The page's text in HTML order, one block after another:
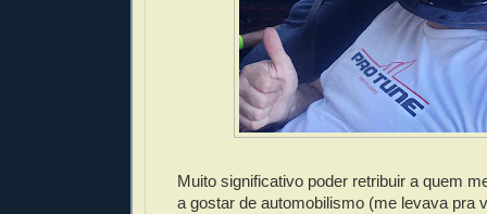
Muito significativo poder retribuir a quem
a gostar de automobilismo (me levava pra